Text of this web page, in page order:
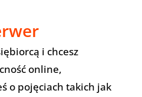
i chcesz
online,
o pojęciach takich jak